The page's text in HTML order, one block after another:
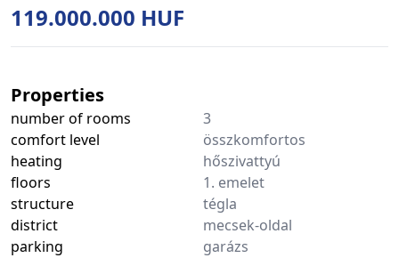
119.000.000 HUF
Properties
number of rooms
3
comfort level
összkomfortos
heating
hőszivattyú
floors
1. emelet
structure
tégla
district
mecsek-oldal
parking
garázs